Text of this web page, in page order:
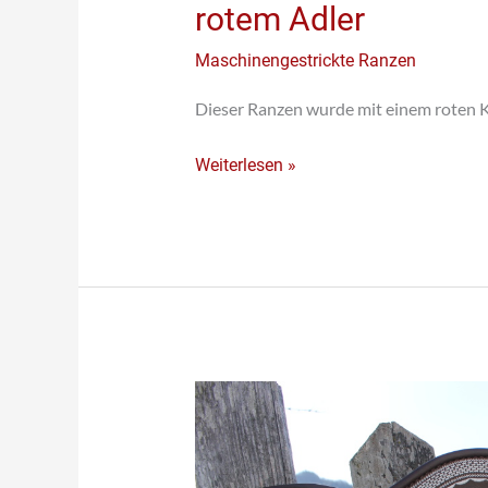
rotem Adler
Maschinengestrickte Ranzen
Dieser Ranzen wurde mit einem roten
Weiterlesen »
Maschinengestickter
Ranzen
mit
Monogramm